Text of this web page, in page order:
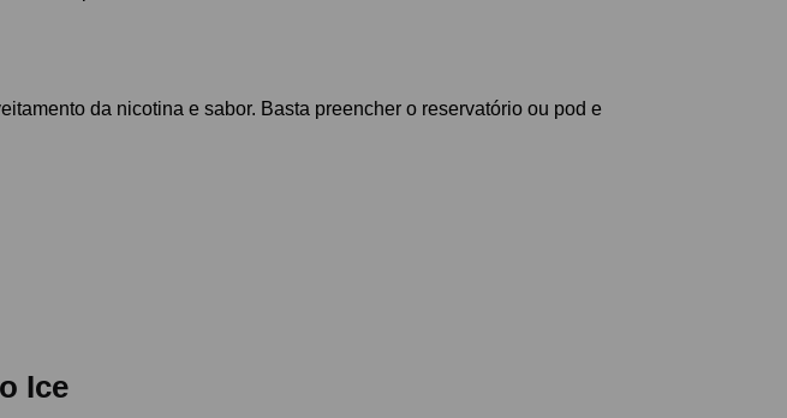
da nicotina e sabor. Basta preencher o reservatório ou pod e
Ice